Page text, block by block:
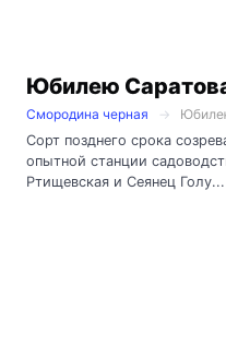
Юбилею
Смородина черная
Сорт позднего срока
опытной станции
Ртищевская и Сеянец Голу...